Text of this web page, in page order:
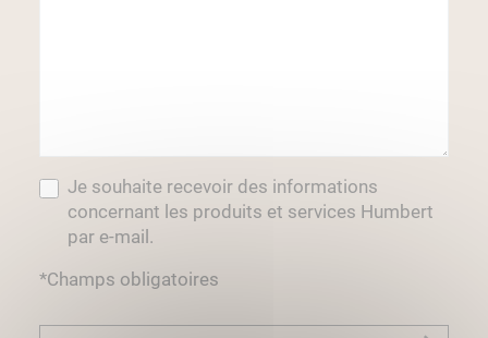
Je souhaite recevoir des informations
concernant les produits et services Humbert
par e-mail.
*Champs obligatoires